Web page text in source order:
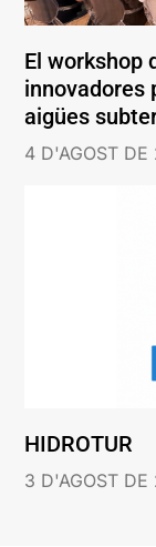
El workshop
innovadores
aigües
4 D'AGOST DE
HIDROTUR
3 D'AGOST DE